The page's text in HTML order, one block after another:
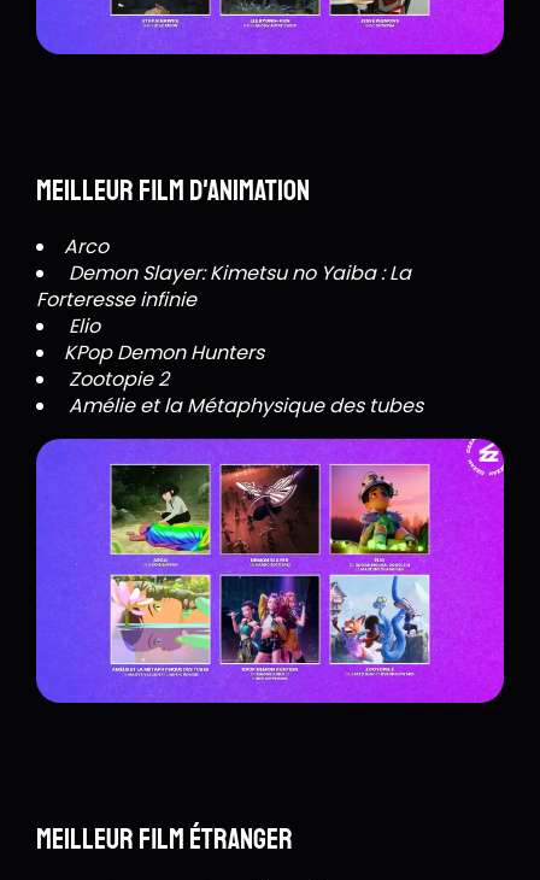
Meilleur film d'animation
Arco
Demon Slayer: Kimetsu no Yaiba : La
Forteresse infinie
Elio
KPop Demon Hunters
Zootopie 2
Amélie et la Métaphysique des tubes
Meilleur film étranger